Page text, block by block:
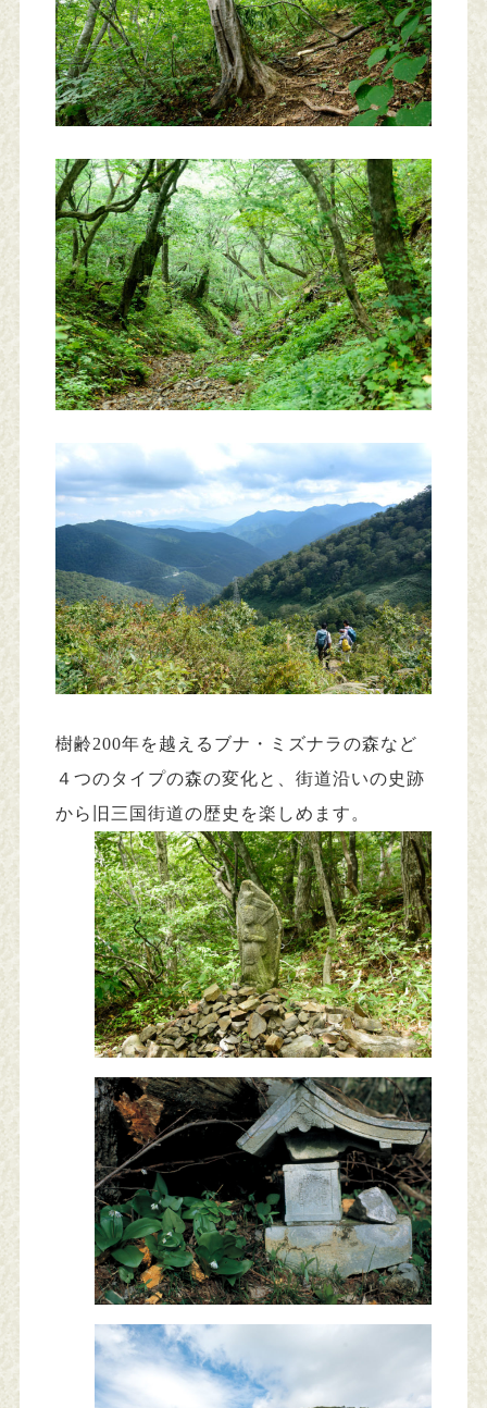
樹齢200年を越えるブナ・ミズナラの森など
４つのタイプの森の変化と、街道沿いの史跡
から旧三国街道の歴史を楽しめます。